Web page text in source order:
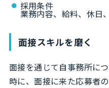
採用条件
業務内容、給料、休日
面接スキルを磨く
面接を通じて自事務所に
時に、面接に来た応募者